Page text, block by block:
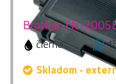
Brother TN-
čierna
Skladom -